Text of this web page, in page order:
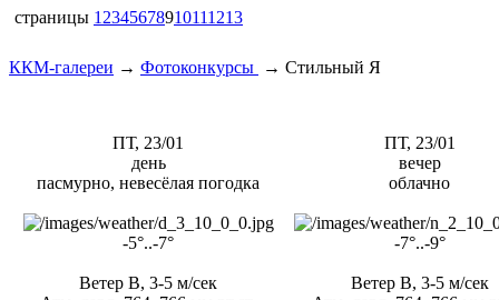
страницы 1 2345678910111213
ККМ-галереи → Фотоконкурсы → Стильный Я
ПТ, 23/01
день
пасмурно, невесёлая погодка
-5°..-7°
Ветер В, 3-5 м/сек
ПТ, 23/01
вечер
облачно
-7°..-9°
Ветер В, 3-5 м/сек